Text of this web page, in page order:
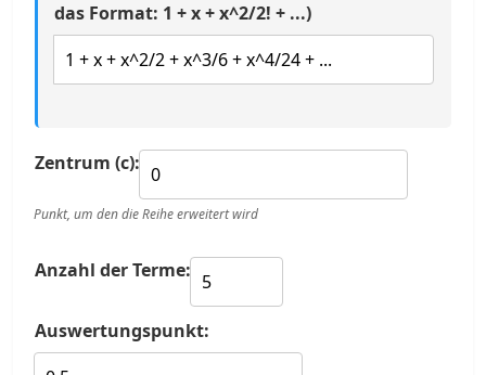
das Format: 1 + x + x^2/2! + ...)
Zentrum (c):
Punkt, um den die Reihe erweitert wird
Anzahl der Terme:
Auswertungspunkt: